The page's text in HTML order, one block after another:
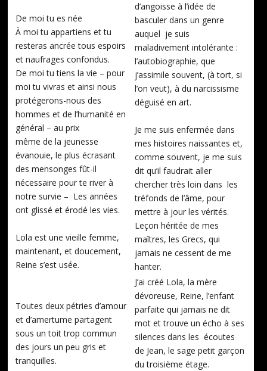
De moi tu es née
À moi tu appartiens et tu
resteras ancrée tous espoirs
et naufrages confondus.
De moi tu tiens la vie – pour
moi tu vivras et ainsi nous
protégerons-nous des
hommes et de l’humanité en
général – au prix
même de la jeunesse
évanouie, le plus écrasant
des mensonges fût-il
nécessaire pour te river à
notre survie – Les années
ont glissé et érodé les vies.
Lola est une vieille femme,
maintenant, et doucement,
Reine s’est usée.
Toutes deux pétries d’amour
et d’amertume partagent
sous un toit trop commun
des jours un peu gris et
tranquilles.
d’angoisse à l’idée de
basculer dans un genre
auquel je suis
maladivement intolérante :
l’autobiographie, que
j’assimile souvent, (à tort, si
l’on veut), à du narcissisme
déguisé en art.
Je me suis enfermée dans
mes histoires naissantes et,
comme souvent, je me suis
dit qu’il faudrait aller
chercher très loin dans les
tréfonds de l’âme, pour
mettre à jour les vérités.
Leçon héritée de mes
maîtres, les Grecs, qui
jamais ne cessent de me
hanter.
J’ai créé Lola, la mère
dévoreuse, Reine, l’enfant
parfaite qui jamais ne dit
mot et trouve un écho à ses
silences dans les écoutes
de Jean, le sage petit garçon
du troisième étage.